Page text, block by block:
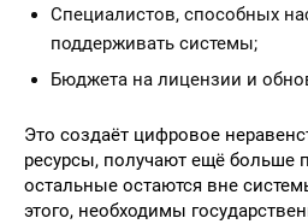
Специалистов, способных
поддерживать системы;
Бюджета на лицензии и
Это создаёт цифровое
ресурсы, получают ещё больше
остальные остаются вне
этого, необходимы